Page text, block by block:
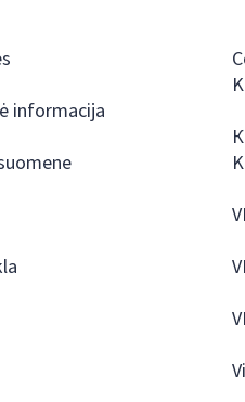
informacija